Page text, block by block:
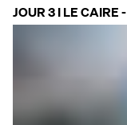
JOUR 3 I LE CAIRE